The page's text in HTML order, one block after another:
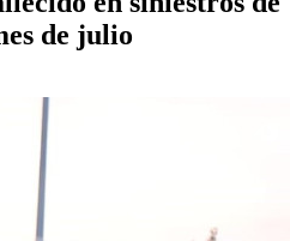
de julio